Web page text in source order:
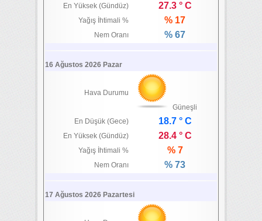
En Yüksek (Gündüz) 27.3 ° C
Yağış İhtimali % % 17
Nem Oranı % 67
16 Ağustos 2026 Pazar
Hava Durumu
Güneşli
En Düşük (Gece)
18.7 ° C
En Yüksek (Gündüz) 28.4 ° C
Yağış İhtimali % % 7
Nem Oranı % 73
17 Ağustos 2026 Pazartesi